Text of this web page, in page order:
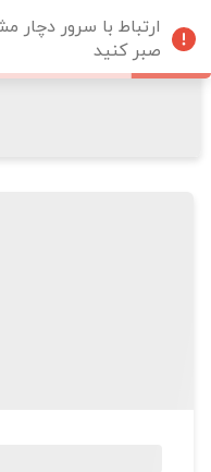
ارتباط با سرور
صبر کنید